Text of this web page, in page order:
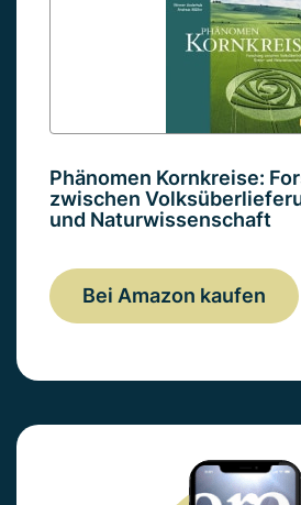
Phänomen Kornkreise:
zwischen
und Naturwissenschaft
Bei Amazon kaufen